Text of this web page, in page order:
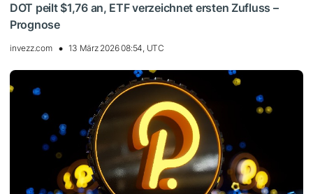
DOT peilt $1,76 an, ETF verzeichnet ersten Zufluss –
Prognose
invezz.com 13 März 2026 08:54, UTC